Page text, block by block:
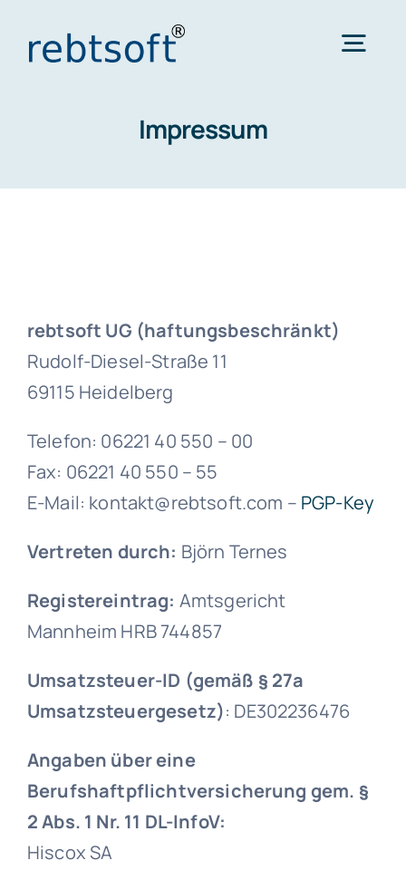
Inhalt
Startseite
Softwareentwicklung
Über uns
Impressum
rebtsoft UG (haftungsbeschränkt)
Rudolf-Diesel-Straße 11
69115 Heidelberg
Telefon: 06221 40 550 – 00
Fax: 06221 40 550 – 55
E-Mail: kontakt@rebtsoft.com – PGP-Key
Vertreten durch: Björn Ternes
Registereintrag: Amtsgericht
Mannheim HRB 744857
Umsatzsteuer-ID (gemäß § 27a
Umsatzsteuergesetz): DE302236476
Angaben über eine
Berufshaftpflichtversicherung gem. §
2 Abs. 1 Nr. 11 DL-InfoV:
Hiscox SA